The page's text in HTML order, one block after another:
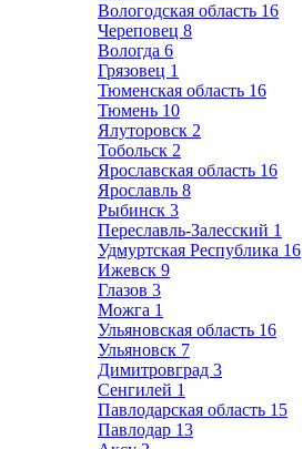
Вологодская область 16
Череповец 8
Вологда 6
Грязовец 1
Тюменская область 16
Тюмень 10
Ялуторовск 2
Тобольск 2
Ярославская область 16
Ярославль 8
Рыбинск 3
Переславль-Залесский 1
Удмуртская Республика 16
Ижевск 9
Глазов 3
Можга 1
Ульяновская область 16
Ульяновск 7
Димитровград 3
Сенгилей 1
Павлодарская область 15
Павлодар 13